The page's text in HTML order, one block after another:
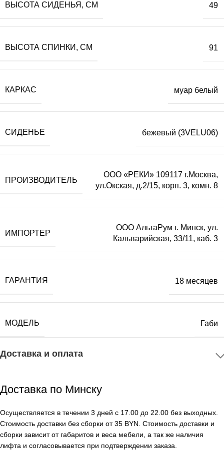
ВЫСОТА СИДЕНЬЯ, СМ 49
ВЫСОТА СПИНКИ, СМ 91
КАРКАС муар белый
СИДЕНЬЕ бежевый (3VELU06)
ПРОИЗВОДИТЕЛЬ
ООО «РЕКИ» 109117 г.Москва,
ул.Окская, д.2/15, корп. 3, комн. 8
ИМПОРТЕР
ООО АльтаРум г. Минск, ул.
Кальварийская, 33/11, каб. 3
ГАРАНТИЯ 18 месяцев
МОДЕЛЬ Габи
Доставка и оплата
Доставка по Минску
Осуществляется в течении 3 дней с 17.00 до 22.00 без выходных.
Стоимость доставки без сборки от 35 BYN. Стоимость доставки и
сборки зависит от габаритов и веса мебели, а так же наличия
лифта и согласовывается при подтверждении заказа.